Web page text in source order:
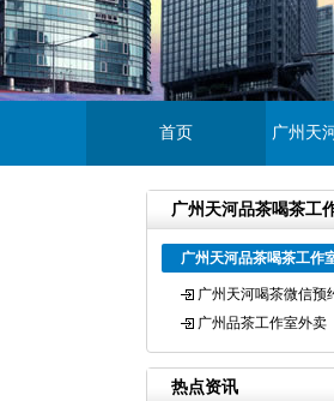
首页 广州天
广州天河品茶喝茶工
广州天河品茶喝茶工作
广州天河喝茶微信预
广州品茶工作室外卖
热点资讯